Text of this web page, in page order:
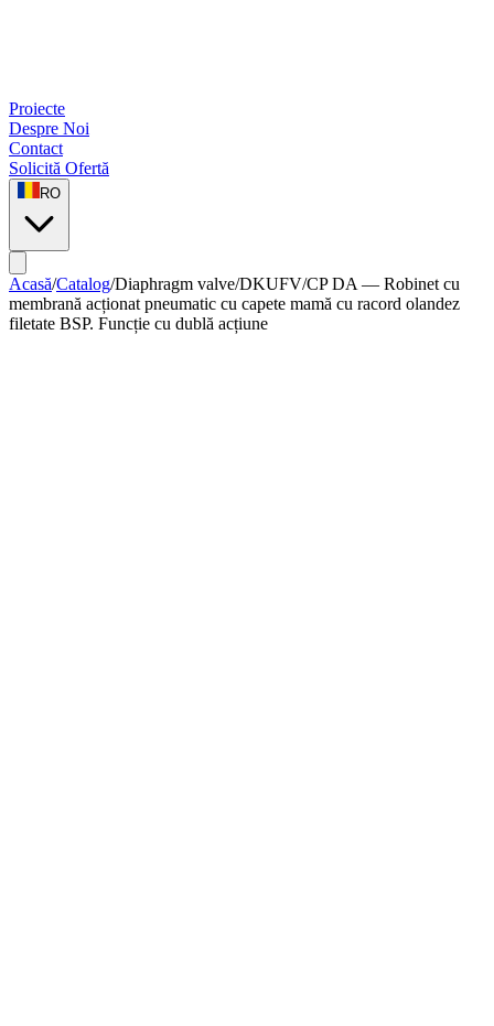
Proiecte
Despre Noi
Contact
Solicită Ofertă
RO
Acasă/Catalog/Diaphragm valve/DKUFV/CP DA — Robinet cu
membrană acționat pneumatic cu capete mamă cu racord olandez
filetate BSP. Funcție cu dublă acțiune